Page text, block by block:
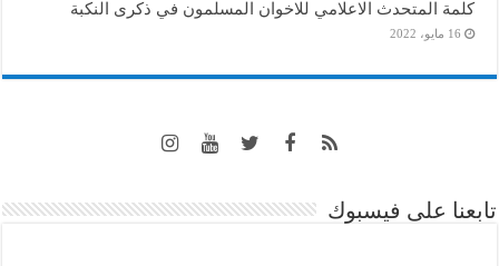
كلمة المتحدث الاعلامي للاخوان المسلمون في ذكرى النكبة
16 مايو، 2022
تابعنا على فيسبوك